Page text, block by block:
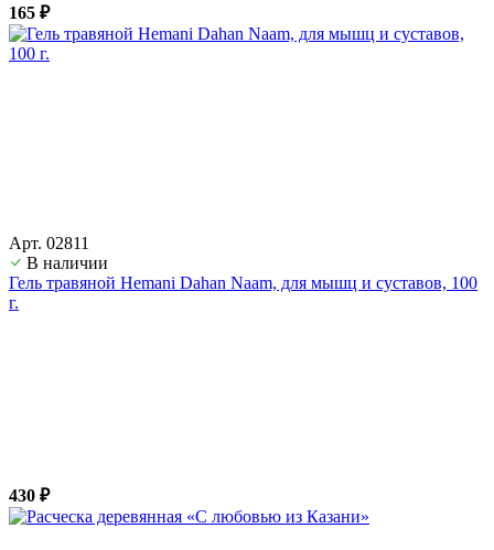
165 ₽
Арт. 02811
В наличии
Гель травяной Hemani Dahan Naam, для мышц и суставов, 100
г.
430 ₽